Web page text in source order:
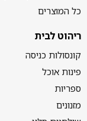
כל המוצרים
ריהוט לבית
קונסולות כניסה
פינות אוכל
ספריות
מזנונים